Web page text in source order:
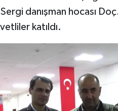
danışman hocası
katıldı.